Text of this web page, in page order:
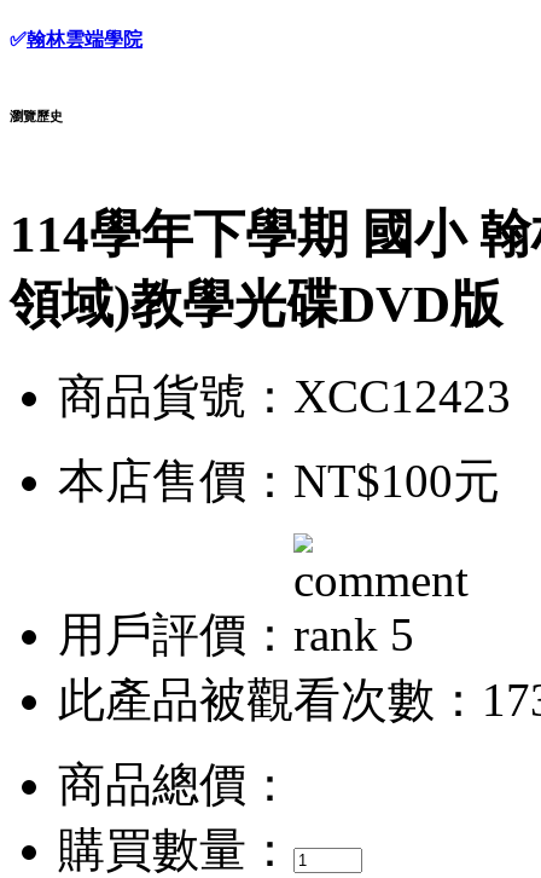
✅翰林雲端學院
瀏覽歷史
114學年下學期 國小
領域)教學光碟DVD版
商品貨號：XCC12423
本店售價： NT$100元
用戶評價：
此產品被觀看次數：
商品總價：
購買數量：